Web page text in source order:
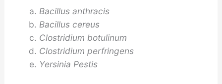
Bacillus anthracis
Bacillus cereus
Clostridium botulinum
Clostridium perfringens
Yersinia Pestis